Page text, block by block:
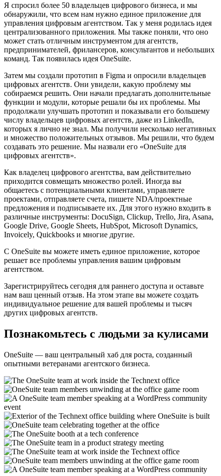
Я спросил более 50 владельцев цифрового бизнеса, и мы
обнаружили, что всем нам нужно единое приложение для
управления цифровым агентством. Так у меня родилась идея
централизованного приложения. Мы также поняли, что оно
может стать отличным инструментом для агентств,
предпринимателей, фрилансеров, консультантов и небольших
команд. Так появилась идея OneSuite.
Затем мы создали прототип в Figma и опросили владельцев
цифровых агентств. Они увидели, какую проблему мы
собираемся решить. Они начали предлагать дополнительные
функции и модули, которые решали бы их проблемы. Мы
продолжали улучшать прототип и показывали его большему
числу владельцев цифровых агентств, даже из LinkedIn,
которых я лично не знал. Мы получили несколько негативных
и множество положительных отзывов. Мы решили, что будем
создавать это решение. Мы назвали его «OneSuite для
цифровых агентств».
Как владелец цифрового агентства, вам действительно
приходится совмещать множество ролей. Иногда вы
общаетесь с потенциальными клиентами, управляете
проектами, отправляете счета, пишете NDA/проектные
предложения и подписываете их. Для этого нужно входить в
различные инструменты: DocuSign, Clickup, Trello, Jira, Asana,
Google Drive, Google Sheets, HubSpot, Microsoft Dynamics,
Invoicely, Quickbooks и многие другие.
С OneSuite вы можете иметь единое приложение, которое
решает все проблемы управления вашим цифровым
агентством.
Зарегистрируйтесь сегодня для раннего доступа и оставьте
нам ваш ценный отзыв. На этом этапе вы можете создать
индивидуальное решение для вашей проблемы и тысяч
других цифровых агентств.
Познакомьтесь с людьми за кулисами
OneSuite — ваш центральный хаб для роста, созданный
опытными ветеранами агентского бизнеса.